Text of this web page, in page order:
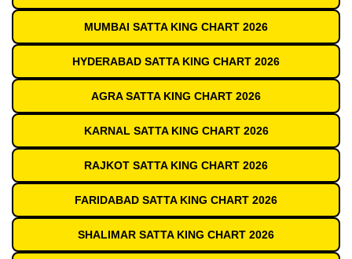
MUMBAI SATTA KING CHART 2026
HYDERABAD SATTA KING CHART 2026
AGRA SATTA KING CHART 2026
KARNAL SATTA KING CHART 2026
RAJKOT SATTA KING CHART 2026
FARIDABAD SATTA KING CHART 2026
SHALIMAR SATTA KING CHART 2026